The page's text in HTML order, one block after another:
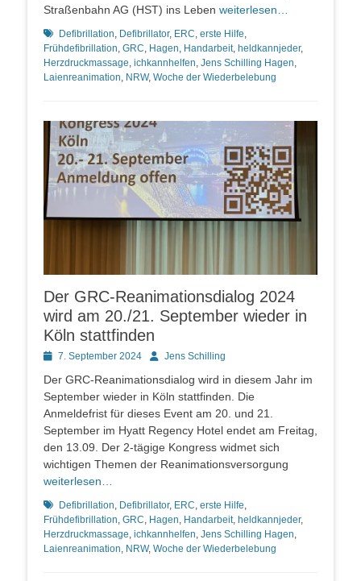
Straßenbahn AG (HST) ins Leben weiterlesen…
Schlagworte
Defibrillation, Defibrillator, ERC, erste Hilfe,
Frühdefibrillation, GRC, Hagen, Handarbeit, heldkannjeder,
Herzdruckmassage, ichkannhelfen, Jens Schilling Hagen,
Laienreanimation, NRW, Woche der Wiederbelebung
Der GRC-Reanimationsdialog 2024
wird am 20./21. September wieder in
Köln stattfinden
Posted7. September 2024 AutorJens Schilling
Der GRC-Reanimationsdialog wird in diesem Jahr im
September wieder in Köln stattfinden. Die
Anmeldefrist für dieses Event am 20. und 21.
September im Hyatt Regency Hotel endet am Freitag,
den 13.09. Der 2-tägige Kongress widmet sich
wichtigen Themen der Reanimationsversorgung
weiterlesen…
Schlagworte
Defibrillation, Defibrillator, ERC, erste Hilfe,
Frühdefibrillation, GRC, Hagen, Handarbeit, heldkannjeder,
Herzdruckmassage, ichkannhelfen, Jens Schilling Hagen,
Laienreanimation, NRW, Woche der Wiederbelebung